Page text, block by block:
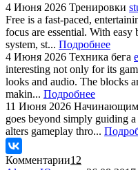
4 Июня 2026 Тренировки
Free is a fast-paced,
focus are essential. With
system, st... Подробнее
4 Июня 2026 Техника бега
interesting not only for its
looks and audio. The blocks
makin... Подробнее
11 Июня 2026 Начинающим
goes beyond simply guiding
alters gameplay thro...
Комментарии12